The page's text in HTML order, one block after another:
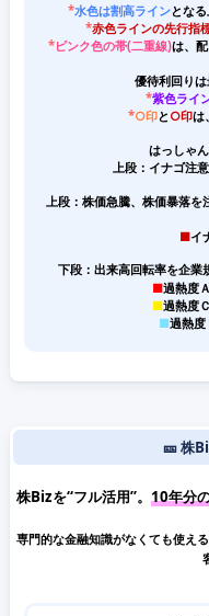
*水色は割高ラインとなる
*赤色ラインの先行指
*ピンク色の帯(二重線)は、
優待利回り
*紫色ライ
*○印と ○印は
はっしゃ
上段：イナゴ注
上段：株価急騰、株価暴落
■イ
下段：出来高回転率を企業
■過熱度
■過熱度
■過熱
🎫 株
株Bizを“フル活用”。 10年分
専門的な金融知識がなくても使え